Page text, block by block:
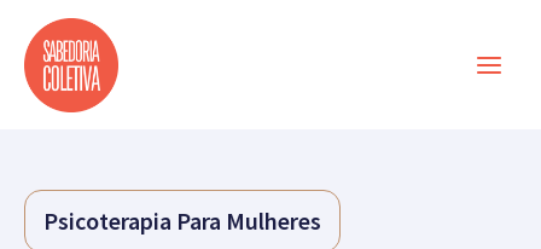
para
conteúdo
Psicoterapia Para Mulheres